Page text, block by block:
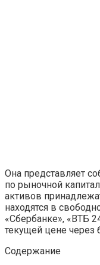
Она представляет
по рыночной
активов
находятся в
«Сбербанке», «ВТБ
текущей цене через
Содержание